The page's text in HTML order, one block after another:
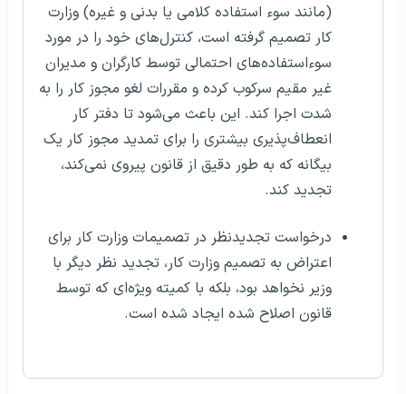
(مانند سوء استفاده کلامی یا بدنی و غیره) وزارت
کار تصمیم گرفته است، کنترل‌های خود را در مورد
سوءاستفاده‌های احتمالی توسط کارگران و مدیران
غیر مقیم سرکوب کرده و مقررات لغو مجوز کار را به
شدت اجرا کند. این باعث می‌شود تا دفتر کار
انعطاف‌پذیری بیشتری را برای تمدید مجوز کار یک
بیگانه که به طور دقیق از قانون پیروی نمی‌کند،
تجدید کند.
درخواست تجدیدنظر در تصمیمات وزارت کار برای
اعتراض به تصمیم وزارت کار، تجدید نظر دیگر با
وزیر نخواهد بود، بلکه با کمیته ویژه‌ای که توسط
قانون اصلاح شده ایجاد شده است.